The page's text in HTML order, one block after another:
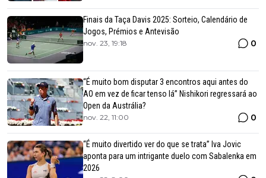
Finais da Taça Davis 2025: Sorteio, Calendário de
Jogos, Prémios e Antevisão
nov. 23, 19:18 0
“É muito bom disputar 3 encontros aqui antes do
AO em vez de ficar tenso lá” Nishikori regressará ao
Open da Austrália?
nov. 22, 11:00 0
“É muito divertido ver do que se trata” Iva Jovic
aponta para um intrigante duelo com Sabalenka em
2026